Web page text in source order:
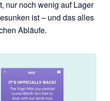
nur noch wenig auf Lager
ist – und das alles
Abläufe.